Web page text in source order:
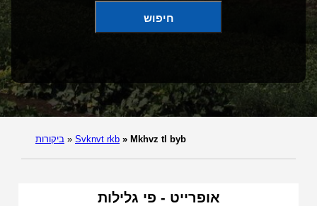
חיפוש
ביקורות » Svknvt rkb » Mkhvz tl byb
אופרייט - פי גלילות